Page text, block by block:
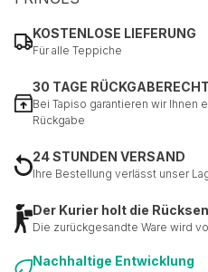
KOSTENLOSE LIEFERUNG
Für alle Teppiche
30 TAGE RÜCKGABERECHT
Bei Tapiso garantieren wir Ihnen
Rückgabe
24 STUNDEN VERSAND
Ihre Bestellung verlässt unser
Der Kurier holt die
Die zurückgesandte Ware wird
Nachhaltige Entwicklung